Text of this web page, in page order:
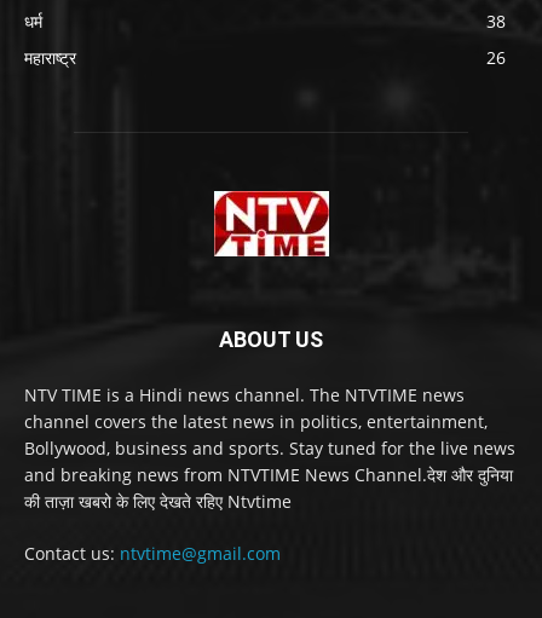
धर्म
38
महाराष्ट्र
26
ABOUT US
NTV TIME is a Hindi news channel. The NTVTIME news
channel covers the latest news in politics, entertainment,
Bollywood, business and sports. Stay tuned for the live news
and breaking news from NTVTIME News Channel.देश और दुनिया
की ताज़ा खबरो के लिए देखते रहिए Ntvtime
Contact us: ntvtime@gmail.com